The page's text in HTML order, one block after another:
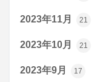
2023年11月 21
2023年10月 21
2023年9月 17